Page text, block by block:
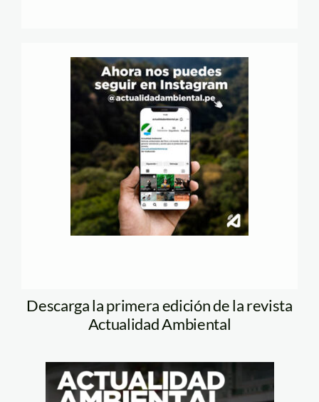
Descarga la primera edición de la revista
Actualidad Ambiental